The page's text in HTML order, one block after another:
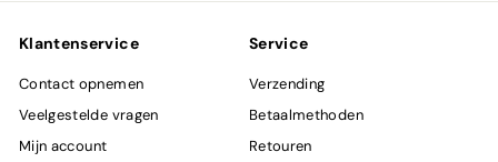
in
Klantenservice
Contact opnemen
Veelgestelde vragen
Mijn account
Service
Verzending
Betaalmethoden
Retouren